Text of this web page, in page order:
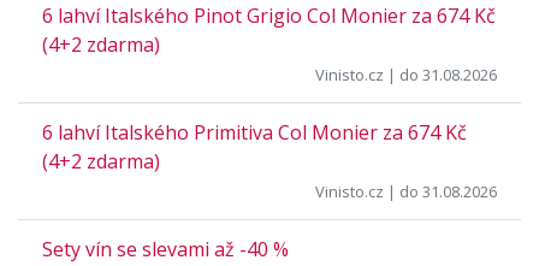
6 lahví Italského Pinot Grigio Col Monier za 674 Kč
(4+2 zdarma)
Vinisto.cz | do 31.08.2026
6 lahví Italského Primitiva Col Monier za 674 Kč
(4+2 zdarma)
Vinisto.cz | do 31.08.2026
Sety vín se slevami až -40 %